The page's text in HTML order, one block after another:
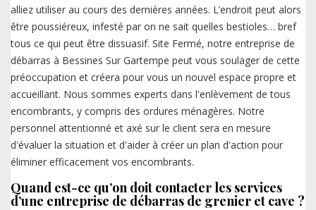
alliez utiliser au cours des dernières années. L’endroit peut alors
être poussiéreux, infesté par on ne sait quelles bestioles… bref
tous ce qui peut être dissuasif. Site Fermé, notre entreprise de
débarras à Bessines Sur Gartempe peut vous soulager de cette
préoccupation et créera pour vous un nouvel espace propre et
accueillant. Nous sommes experts dans l'enlèvement de tous
encombrants, y compris des ordures ménagères. Notre
personnel attentionné et axé sur le client sera en mesure
d'évaluer la situation et d'aider à créer un plan d'action pour
éliminer efficacement vos encombrants.
Quand est-ce qu’on doit contacter les services
d’une entreprise de débarras de grenier et cave ?